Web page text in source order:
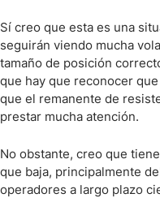
Sí creo que esta es una
seguirán viendo mucha
tamaño de posición
que hay que reconocer
que el remanente de
prestar mucha atención.
No obstante, creo que
que baja, principalmente
operadores a largo plazo